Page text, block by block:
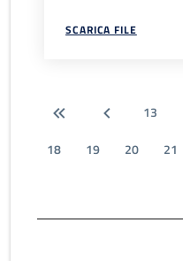
SCARICA FILE
13
18
19 20 21